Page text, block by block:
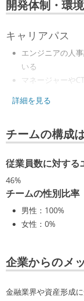
開発体制・環境
キャリアパス
エンジニアの人
いる
マネージャーや
年収800万円以上
技術カルチャー
CTO またはそれ
取締役（社内）
ング部門の人間
社外から登壇を
が在籍している
スに登壇している
1年以内に、技術
詳細を見る
チームの構成
従業員数に対する
46%
チームの性別比率
男性 ： 100%
女性 ： 0%
企業からのメ
金融業界や資産形成